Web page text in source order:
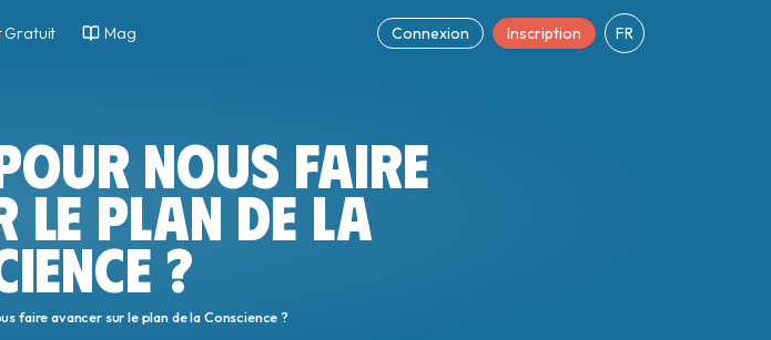
Connexion Inscription FR
Gratuit Mag
NOUS FAIRE
LE PLAN DE LA
?
faire avancer sur le plan de la Conscience ?